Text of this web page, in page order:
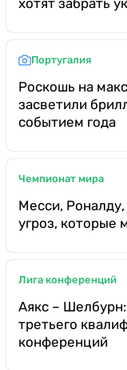
Португалия
Роскошь на
засветили
событием года
Чемпионат мира
Месси,
угроз, которые
Лига конференций
Аякс –
третьего
конференций